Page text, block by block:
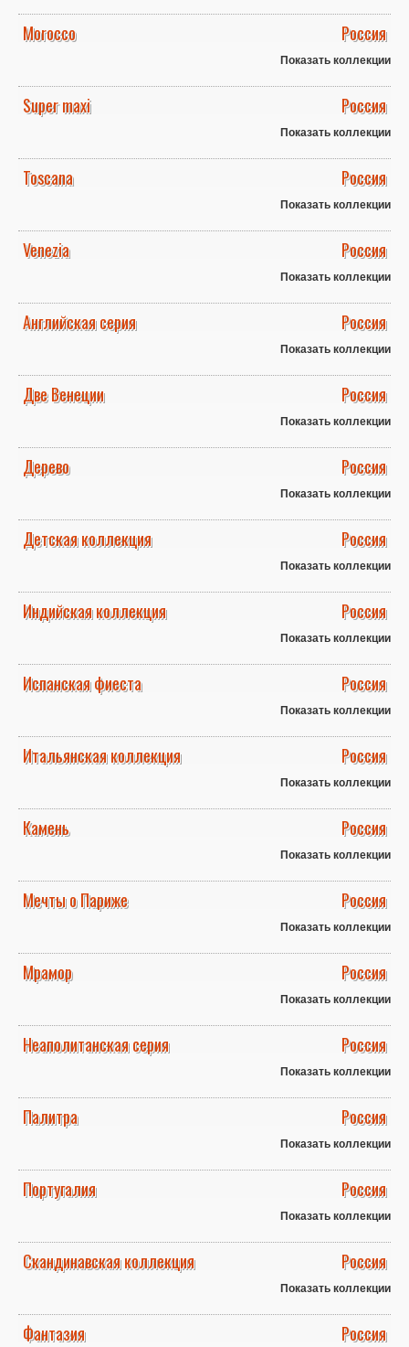
Morocco Россия
Показать коллекции
Super maxi Россия
Показать коллекции
Toscana Россия
Показать коллекции
Venezia Россия
Показать коллекции
Английская серия Россия
Показать коллекции
Две Венеции Россия
Показать коллекции
Дерево Россия
Показать коллекции
Детская коллекция Россия
Показать коллекции
Индийская коллекция Россия
Показать коллекции
Испанская фиеста Россия
Показать коллекции
Итальянская коллекция Россия
Показать коллекции
Камень Россия
Показать коллекции
Мечты о Париже Россия
Показать коллекции
Мрамор Россия
Показать коллекции
Неаполитанская серия Россия
Показать коллекции
Палитра Россия
Показать коллекции
Португалия Россия
Показать коллекции
Скандинавская коллекция Россия
Показать коллекции
Фантазия Россия